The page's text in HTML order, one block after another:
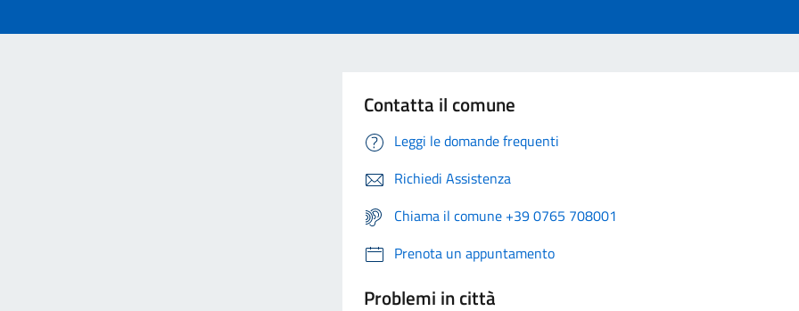
Contatta il comune
Leggi le domande frequenti
Richiedi Assistenza
Chiama il comune +39 0765 708001
Prenota un appuntamento
Problemi in città